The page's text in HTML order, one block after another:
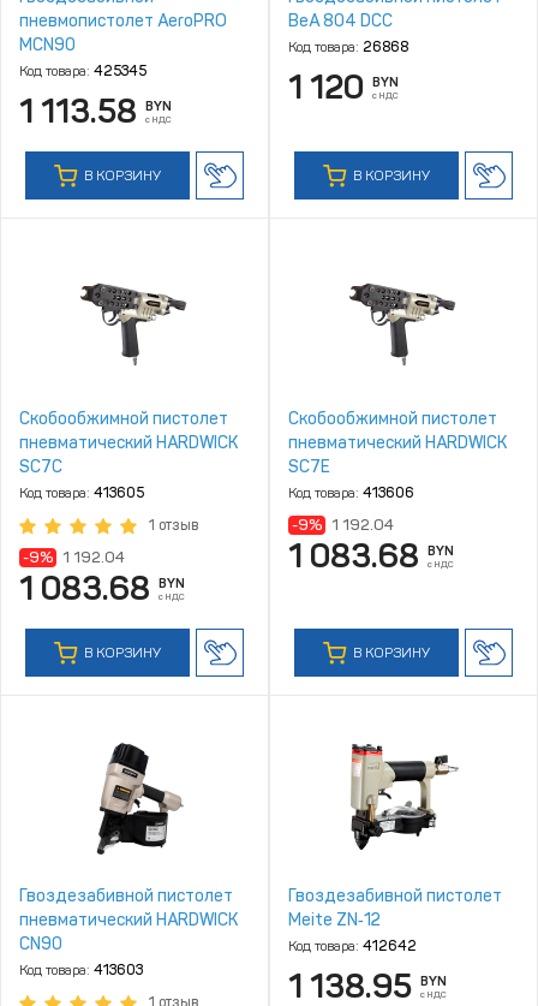
пневмопистолет AeroPRO
MCN90
Код товара: 425345
1 113.58 BYN
с НДС
В КОРЗИНУ
BeA 804 DCC
Код товара: 26868
1 120 BYN
с НДС
В КОРЗИНУ
Скобообжимной пистолет
пневматический HARDWICK
SC7C
Код товара: 413605
1 отзыв
-9% 1 192.04
1 083.68 BYN
с НДС
В КОРЗИНУ
Скобообжимной пистолет
пневматический HARDWICK
SC7E
Код товара: 413606
-9% 1 192.04
1 083.68 BYN
с НДС
В КОРЗИНУ
Гвоздезабивной пистолет
пневматический HARDWICK
CN90
Код товара: 413603
1 отзыв
Гвоздезабивной пистолет
Meite ZN‑12
Код товара: 412642
1 138.95 BYN
с НДС